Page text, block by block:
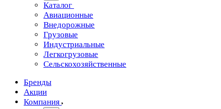
Каталог
Авиационные
Внедорожные
Грузовые
Индустриальные
Легкогрузовые
Сельскохозяйственные
Бренды
Акции
Компания